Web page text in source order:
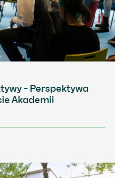
- Perspektywa
Akademii